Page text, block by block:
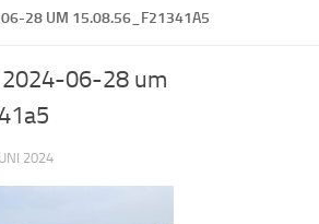
06-28 UM 15.08.56_F21341A5
06-28 um
2024